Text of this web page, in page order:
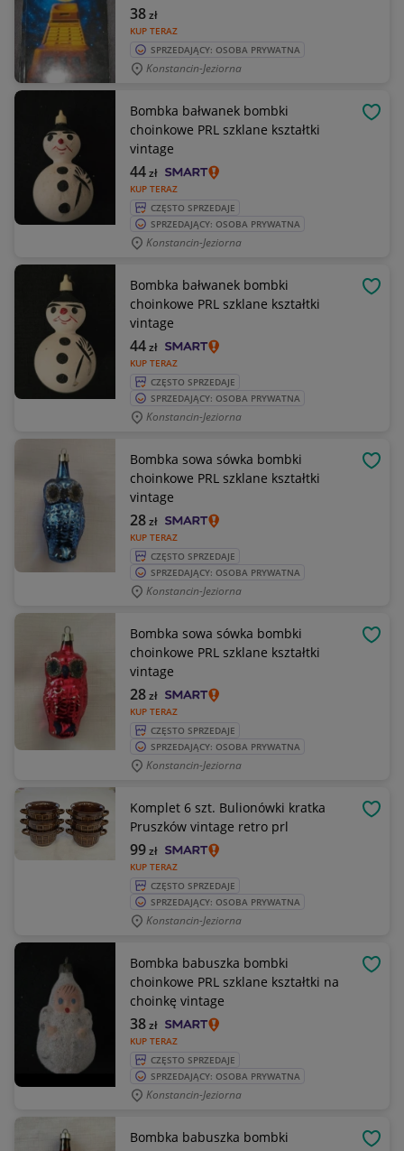
KUP TERAZ
38zł
SPRZEDAJĄCY: OSOBA PRYWATNA
Konstancin-Jeziorna
Bombka bałwanek bombki
choinkowe PRL szklane kształtki
vintage
KUP TERAZ
44zł
CZĘSTO SPRZEDAJE
SPRZEDAJĄCY: OSOBA PRYWATNA
Konstancin-Jeziorna
Bombka bałwanek bombki
choinkowe PRL szklane kształtki
vintage
KUP TERAZ
44zł
CZĘSTO SPRZEDAJE
SPRZEDAJĄCY: OSOBA PRYWATNA
Konstancin-Jeziorna
Bombka sowa sówka bombki
choinkowe PRL szklane kształtki
vintage
KUP TERAZ
28zł
CZĘSTO SPRZEDAJE
SPRZEDAJĄCY: OSOBA PRYWATNA
Konstancin-Jeziorna
Bombka sowa sówka bombki
choinkowe PRL szklane kształtki
vintage
KUP TERAZ
28zł
CZĘSTO SPRZEDAJE
SPRZEDAJĄCY: OSOBA PRYWATNA
Konstancin-Jeziorna
Komplet 6 szt. Bulionówki kratka
Pruszków vintage retro prl
KUP TERAZ
99zł
CZĘSTO SPRZEDAJE
SPRZEDAJĄCY: OSOBA PRYWATNA
Konstancin-Jeziorna
Bombka babuszka bombki
choinkowe PRL szklane kształtki na
choinkę vintage
KUP TERAZ
38zł
CZĘSTO SPRZEDAJE
SPRZEDAJĄCY: OSOBA PRYWATNA
Konstancin-Jeziorna
Bombka babuszka bombki